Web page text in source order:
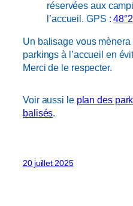
réservées aux
l’accueil. GPS :
Un balisage vous
parkings à l’accueil en
Merci de le respecter.
Voir aussi le plan des
balisés.
20 juillet 2025